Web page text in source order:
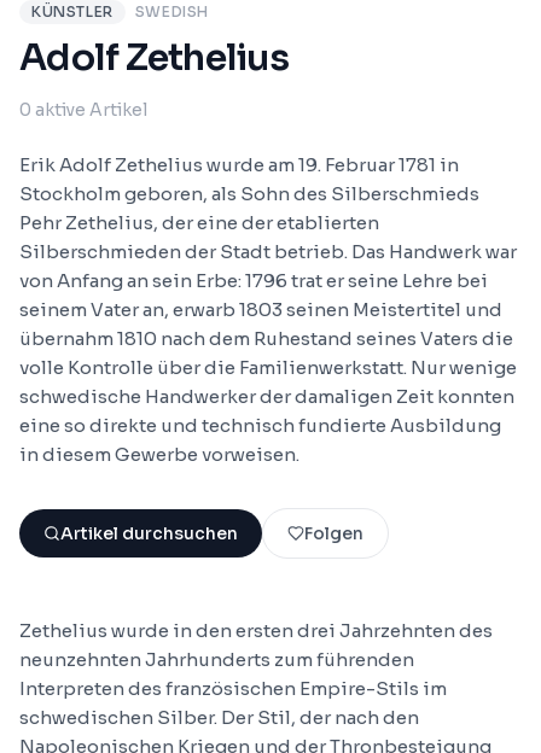
KÜNSTLER SWEDISH
Adolf Zethelius
0 aktive Artikel
Erik Adolf Zethelius wurde am 19. Februar 1781 in
Stockholm geboren, als Sohn des Silberschmieds
Pehr Zethelius, der eine der etablierten
Silberschmieden der Stadt betrieb. Das Handwerk war
von Anfang an sein Erbe: 1796 trat er seine Lehre bei
seinem Vater an, erwarb 1803 seinen Meistertitel und
übernahm 1810 nach dem Ruhestand seines Vaters die
volle Kontrolle über die Familienwerkstatt. Nur wenige
schwedische Handwerker der damaligen Zeit konnten
eine so direkte und technisch fundierte Ausbildung
in diesem Gewerbe vorweisen.
Artikel durchsuchen Folgen
Zethelius wurde in den ersten drei Jahrzehnten des
neunzehnten Jahrhunderts zum führenden
Interpreten des französischen Empire-Stils im
schwedischen Silber. Der Stil, der nach den
Napoleonischen Kriegen und der Thronbesteigung